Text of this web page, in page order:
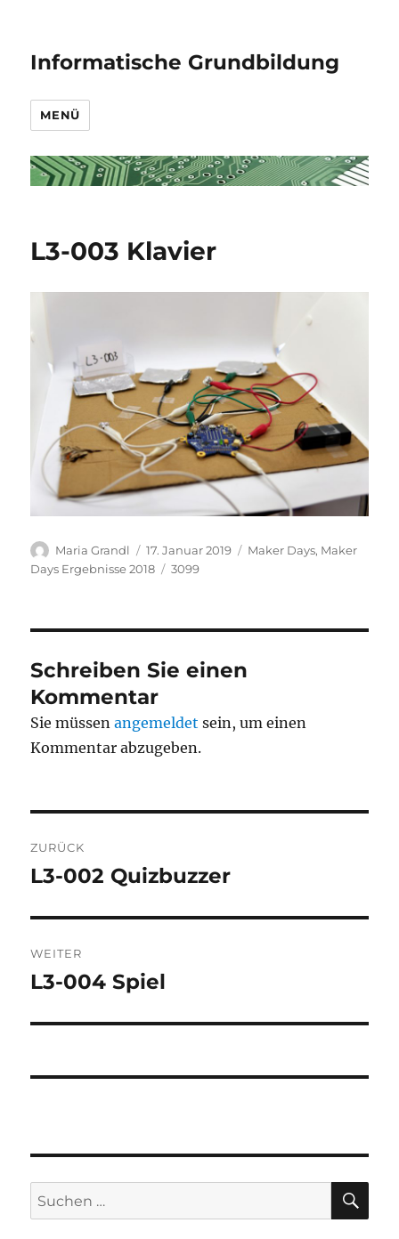
Informatische Grundbildung
MENÜ
L3-003 Klavier
Autor
Maria Grandl
Veröffentlicht
am
17. Januar 2019 Kategorien
Maker Days, Maker
Days Ergebnisse 2018
Schlagwörter
3099
Schreiben Sie einen
Kommentar
Sie müssenangemeldet sein, um einen
Kommentar abzugeben.
ZURÜCK
Vorheriger
L3-002 Quizbuzzer
WEITER
Nächster
L3-004 Spiel
Suchen
nach: